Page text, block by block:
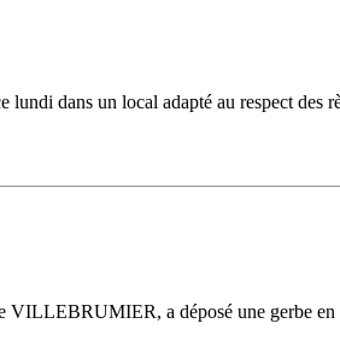
dans un local adapté au respect
VILLEBRUMIER, a déposé une gerbe